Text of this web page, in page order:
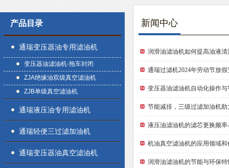
产品目录
通瑞变压器油专用滤油机
变压器油滤油机-拖车封闭
ZJA绝缘油双级真空滤油机
ZJB单级真空滤油机
通瑞液压油专用滤油机
通瑞轻便三过滤加油机
通瑞变压器油真空滤油机
新闻中心
润滑油滤油机如何提高油液清
通瑞过滤机2024年劳动节放
变压器油滤油机自动化操作
节能减排，三级过滤加油机
液压油滤油机的滤芯更换频
机油真空滤油机的应用领域和
润滑油滤油机的节能与环保特